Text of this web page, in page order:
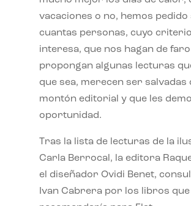
vacaciones o no, hemos pedido
cuantas personas, cuyo
interesa, que nos hagan de
propongan algunas lecturas
que sea, merecen ser salvadas
montón editorial y que les
oportunidad.
Tras la lista de lecturas de la
Carla Berrocal, la editora
el diseñador Ovidi Benet,
Ivan Cabrera por los libros que